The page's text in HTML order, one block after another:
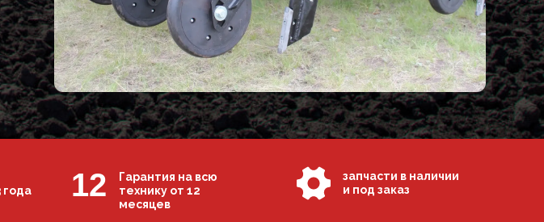
12
Гарантия на всю
технику от 12
месяцев
запчасти в наличии
и под заказ
года